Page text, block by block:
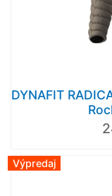
DYNAFIT
Výpredaj